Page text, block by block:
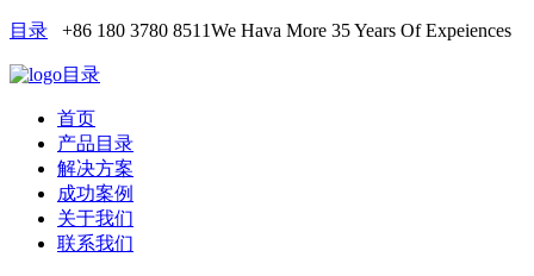
目录 +86 180 3780 8511We Hava More 35 Years Of Expeiences
目录
首页
产品目录
解决方案
成功案例
关于我们
联系我们